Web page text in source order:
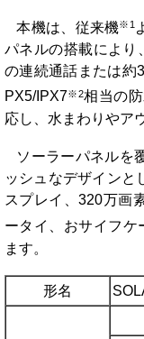
本機は、従来機※1
パネルの搭載により
の連続通話または約
PX5/IPX7※2相当の
応し、水まわりやア
ソーラーパネルを
ッシュなデザインと
スプレイ、320万画
ータイ、おサイフケ
ます。
形名